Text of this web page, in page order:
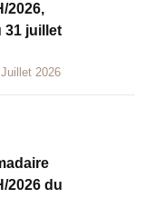
2026,
31 juillet
2026
2026 du